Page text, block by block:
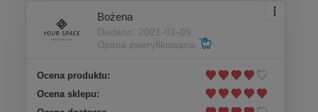
Bożena
Dodano: 2021-01-09
Opinia zweryfikowana
Ocena produktu:
Ocena sklepu: